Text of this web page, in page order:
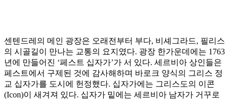
센텐드레의 메인 광장은 오래전부터 부다, 비셰그라드, 필리스
의 시골길이 만나는 교통의 요지였다. 광장 한가운데에는 1763
년에 만들어진 ‘페스트 십자가’가 서 있다. 세르비아 상인들은
페스트에서 구제된 것에 감사해하며 바로크 양식의 그리스 정
교 십자가를 도시에 헌정했다. 십자가에는 그리스도의 이콘
(Icon)이 새겨져 있다. 십자가 밑에는 세르비아 남자가 거꾸로